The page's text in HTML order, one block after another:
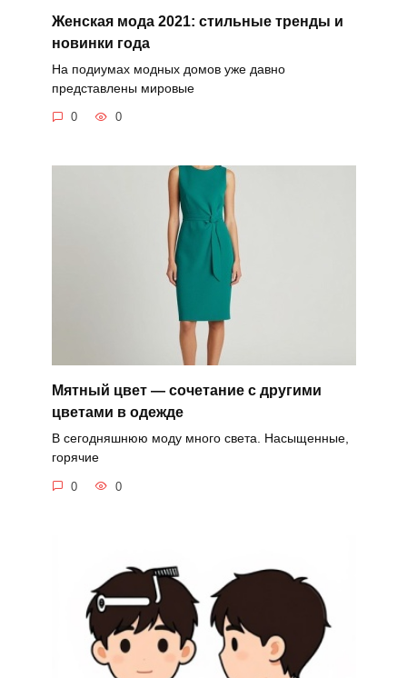
Женская мода 2021: стильные тренды и
новинки года
На подиумах модных домов уже давно
представлены мировые
0 0
Мятный цвет — сочетание с другими
цветами в одежде
В сегодняшнюю моду много света. Насыщенные,
горячие
0 0